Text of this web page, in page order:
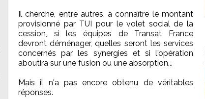
Il cherche, entre autres, à connaître le montant
provisionné par TUI pour le volet social de la
cession, si les équipes de Transat France
devront déménager, quelles seront les services
concernés par les synergies et si l'opération
aboutira sur une fusion ou une absorption...
Mais il n'a pas encore obtenu de véritables
réponses.